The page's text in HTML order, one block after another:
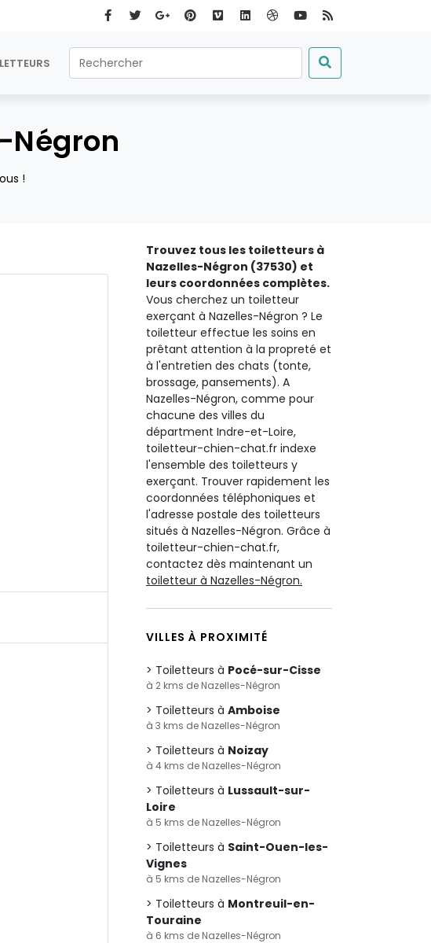
Négron
!
Trouvez tous les toiletteurs à
Nazelles-Négron (37530) et
leurs coordonnées complètes.
Vous cherchez un toiletteur
exerçant à Nazelles-Négron ? Le
toiletteur effectue les soins en
prêtant attention à la propreté et
à l'entretien des chats (tonte,
brossage, pansements). A
Nazelles-Négron, comme pour
chacune des villes du
départment Indre-et-Loire,
toiletteur-chien-chat.fr indexe
l'ensemble des toiletteurs y
exerçant. Trouver rapidement les
coordonnées téléphoniques et
l'adresse postale des toiletteurs
situés à Nazelles-Négron. Grâce à
toiletteur-chien-chat.fr,
contactez dès maintenant un
toiletteur à Nazelles-Négron.
VILLES À PROXIMITÉ
Toiletteurs à Pocé-sur-Cisse
à 2 kms de Nazelles-Négron
Toiletteurs à Amboise
à 3 kms de Nazelles-Négron
Toiletteurs à Noizay
à 4 kms de Nazelles-Négron
Toiletteurs à Lussault-sur-
Loire
à 5 kms de Nazelles-Négron
Toiletteurs à Saint-Ouen-les-
Vignes
à 5 kms de Nazelles-Négron
Toiletteurs à Montreuil-en-
Touraine
à 6 kms de Nazelles-Négron